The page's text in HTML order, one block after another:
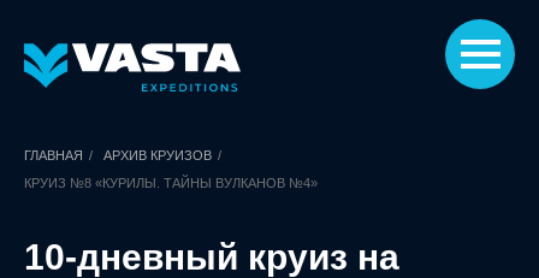
ГЛАВНАЯ / АРХИВ КРУИЗОВ /
КРУИЗ №8 «КУРИЛЫ. ТАЙНЫ ВУЛКАНОВ №4»
10-дневный круиз на